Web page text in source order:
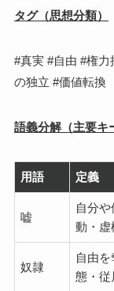
タグ（思想分類）
#真実 #自由 #権
の独立 #価値転換
語義分解（主要キ
用語 定義
嘘
自分
動・虚
奴隷
自由
態・従